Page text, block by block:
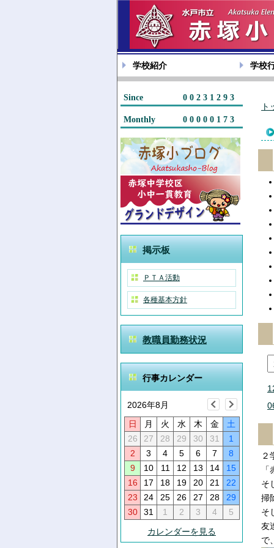
学校紹介 学校
Since 00231293
Monthly 00000173
掲示板
ＰＴＡ活動
各種基本方針
教職員勤務状況
行事カレンダー
2026年8月
日 月 火 水 木 金
土
26
27 28 29 30 31
1
2
3 4 5 6 7
8
9
10 11 12 13 14
15
16
17 18 19 20 21
22
23
24 25 26 27 28
29
30
31 1 2 3 4
5
カレンダーを見る
ト
２
そ
掃
そ
友
で